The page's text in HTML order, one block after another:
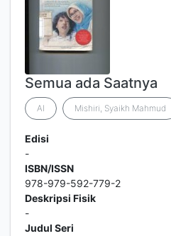
Semua ada Saatnya
Al Mishiri, Syaikh Mahmud
Edisi
-
ISBN/ISSN
978-979-592-779-2
Deskripsi Fisik
-
Judul Seri